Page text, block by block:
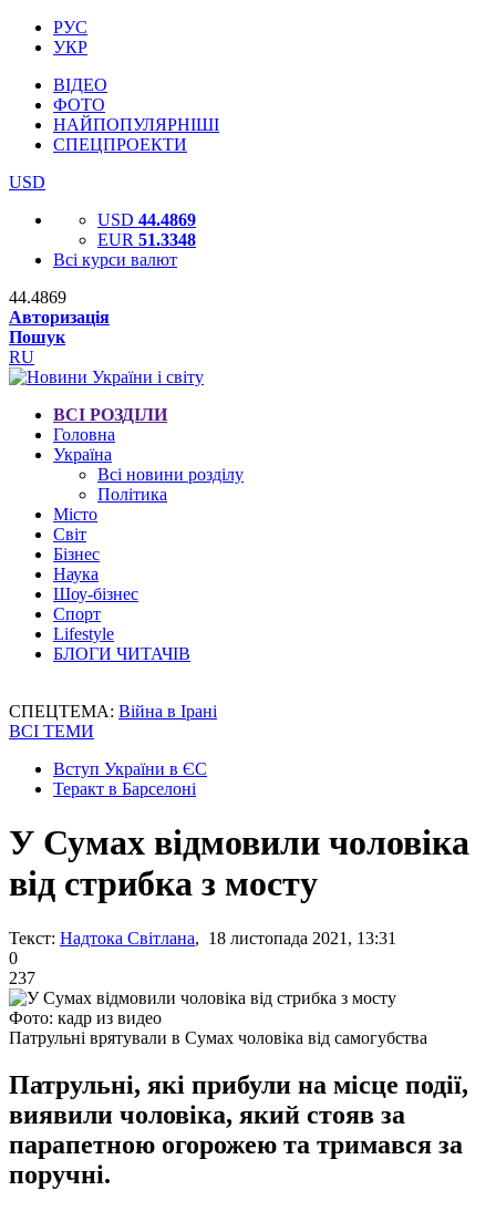
РУС
УКР
ВІДЕО
ФОТО
НАЙПОПУЛЯРНІШІ
СПЕЦПРОЕКТИ
USD
USD 44.4869
EUR 51.3348
Всі курси валют
44.4869
Авторизація
Пошук
RU
ВСІ РОЗДІЛИ
Головна
Україна
Всі новини розділу
Політика
Місто
Світ
Бізнес
Наука
Шоу-бізнес
Спорт
Lifestyle
БЛОГИ ЧИТАЧІВ
СПЕЦТЕМА: Війна в Ірані
ВСІ ТЕМИ
Вступ України в ЄС
Теракт в Барселоні
У Сумах відмовили чоловіка
від стрибка з мосту
Текст: Надтока Світлана, 18 листопада 2021, 13:31
0
237
Фото: кадр из видео
Патрульні врятували в Сумах чоловіка від самогубства
Патрульні, які прибули на місце події,
виявили чоловіка, який стояв за
парапетною огорожею та тримався за
поручні.